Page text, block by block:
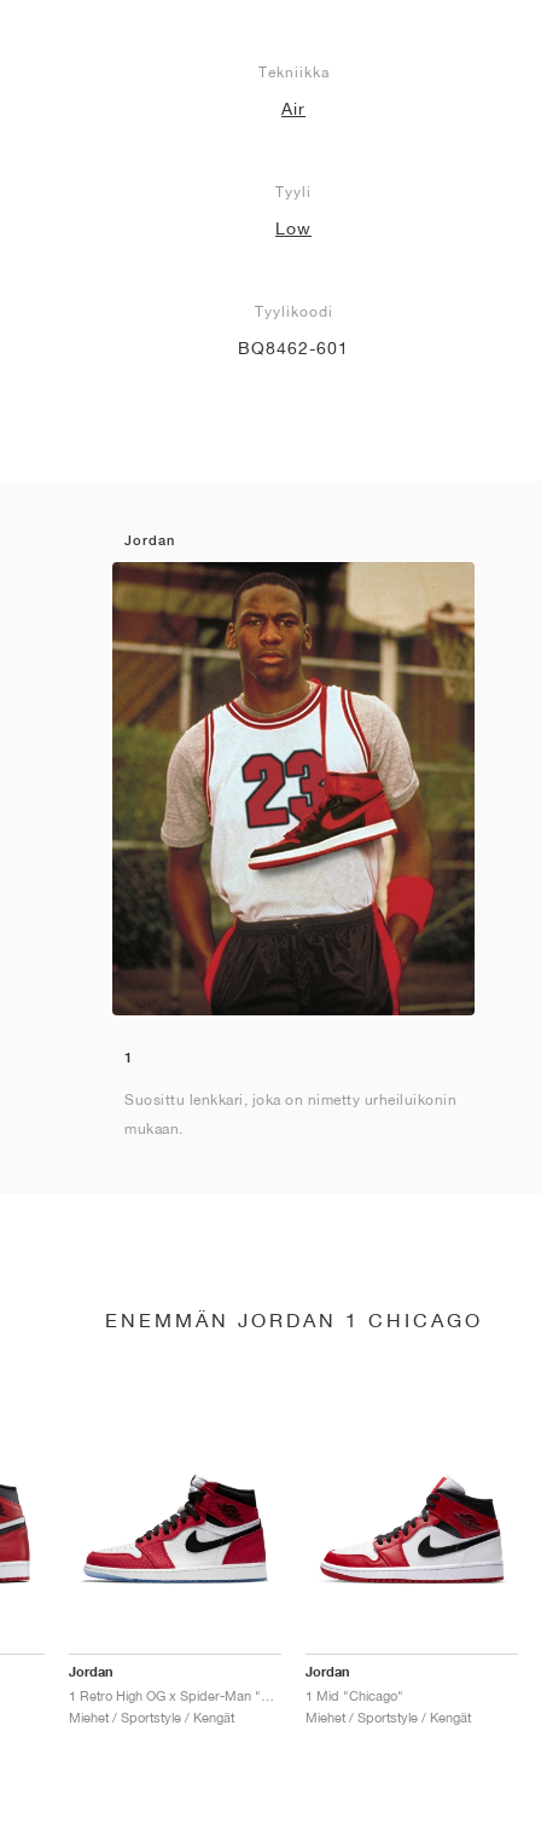
Tekniikka
Air
Tyyli
Low
Tyylikoodi
BQ8462-601
Jordan
1
Suosittu lenkkari, joka on nimetty urheiluikonin
mukaan.
ENEMMÄN JORDAN 1 CHICAGO
Jordan
Miehet / Sportstyle / Kengät
Jordan
1 Mid "Chicago"
Miehet / Sportstyle / Kengät